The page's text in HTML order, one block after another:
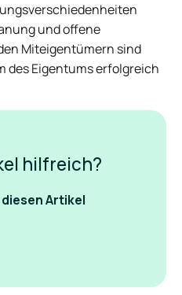
und offene
Miteigentümern sind
des Eigentums erfolgreich
hilfreich?
diesen Artikel